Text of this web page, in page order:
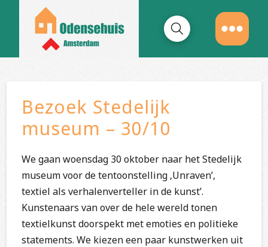
Bezoek Stedelijk
museum – 30/10
We gaan woensdag 30 oktober naar het Stedelijk
museum voor de tentoonstelling ‚Unraven’,
textiel als verhalenverteller in de kunst’.
Kunstenaars van over de hele wereld tonen
textielkunst doorspekt met emoties en politieke
statements. We kiezen een paar kunstwerken uit